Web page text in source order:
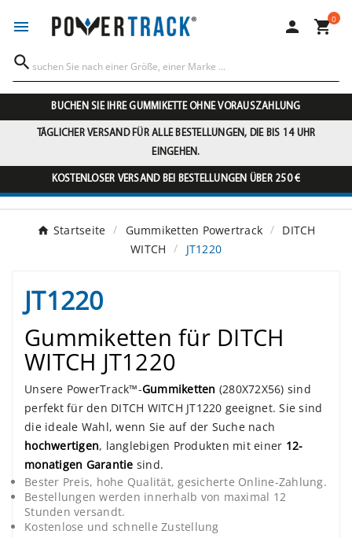
  0

BUCHEN SIE IHRE GUMMIKETTE OHNE VORAUSZAHLUNG
TÄGLICHER VERSAND FÜR ALLE BESTELLUNGEN, DIE BIS 14 UHR
EINGEHEN.
KOSTENLOSER VERSAND BEI BESTELLUNGEN ÜBER 250 €
Startseite Gummiketten Powertrack
DITCH
WITCH
JT1220
JT1220
Gummiketten für DITCH
WITCH JT1220
Unsere PowerTrack™-Gummiketten (280X72X56) sind
perfekt für den DITCH WITCH JT1220 geeignet. Sie sind
die ideale Wahl, wenn Sie auf der Suche nach
hochwertigen, langlebigen Produkten mit einer 12-
monatigen Garantie sind.
Bester Preis, hohe Qualität, gesicherte Online-Zahlung.
Bestellungen werden innerhalb von maximal 12
Stunden versandt.
Kostenlose und schnelle Zustellung